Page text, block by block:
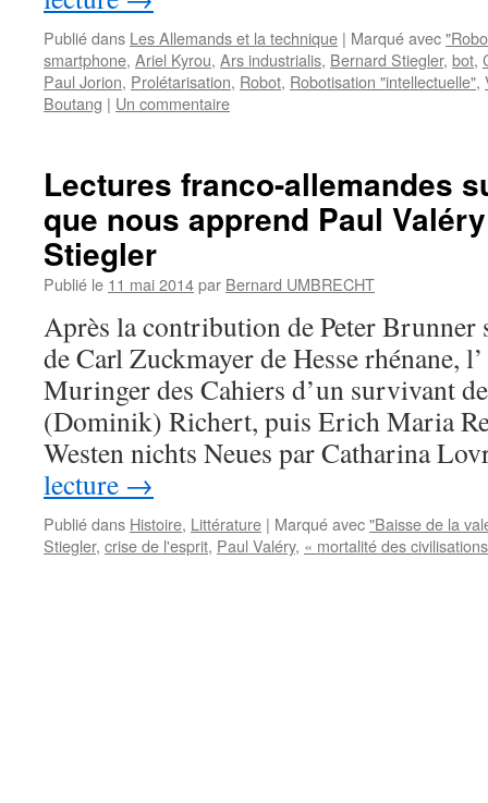
Publié dans Les Allemands et la technique | Marqué avec
smartphone, Ariel Kyrou, Ars industrialis, Bernard Stiegler, bot,
Paul Jorion, Prolétarisation, Robot, Robotisation "intellectuelle",
Boutang | Un commentaire
Lectures franco-allemandes
que nous apprend Paul
Stiegler
Publié le 11 mai 2014par Bernard UMBRECHT
Après la contribution de Peter Brunner
de Carl Zuckmayer de Hesse rhénane,
Muringer des Cahiers d’un survivant
(Dominik) Richert, puis Erich Maria
Westen nichts Neues par Catharina
lecture →
Publié dans Histoire, Littérature | Marqué avec"Baisse de la
Stiegler, crise de l'esprit, Paul Valéry, « mortalité des